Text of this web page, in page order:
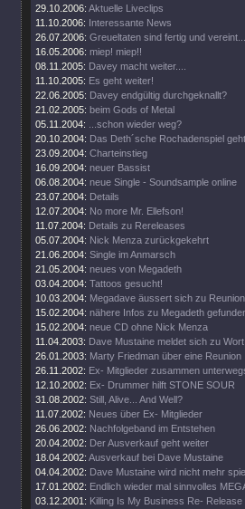
29.10.2006: Aktuelle Liveclips
11.10.2006: Interessante News
26.07.2006: Greueltaten sind fertig und vereint...
16.05.2006: miep! miep!!
08.11.2005: Davey macht weiter....
11.10.2005: Es geht weiter!
22.06.2005: Davey endgültig durchgeknallt?
21.02.2005: beim Gods of Metal
05.11.2004:
...schon wieder weg?
20.10.2004: Das Deth´sche Rochadenspiel
23.09.2004: Charteinstieg
16.09.2004: neuer Bassist
06.08.2004: neue Single - Soundsample online
23.07.2004: Details
12.07.2004: No more Mr. Ellefson!
11.07.2004: Details zu Rereleases
05.07.2004: Nick Menza zurückgekehrt
21.06.2004: Single im Anmarsch
21.05.2004: neues von Megadeth
03.04.2004: Tattoos gesucht!
10.03.2004: Megadave äussert sich zu Reunion
15.02.2004: nähere Infos zu Megadeth
15.02.2004: neue CD ohne Nick Menza
11.04.2003: Dave Mustaine meldet sich zu Wort
26.01.2003: Marty Friedman über eine Reunion
26.11.2002: Ex- Mitglieder zusammen
12.10.2002: Ex- Drummer hilft STONE SOUR
31.08.2002: Still, Alive... And Well?
11.07.2002: Neues über Ex- Mitglieder
26.06.2002: Nachfolgeband im Entstehen
20.04.2002: Der Ausverkauf geht weiter
18.04.2002: Ausverkauf bei Dave Mustaine
04.04.2002: Dave Mustaine wird nicht mehr
17.01.2002: Endlich wieder mal sinnvolles
03.12.2001: Killing Is My Business Re- Release